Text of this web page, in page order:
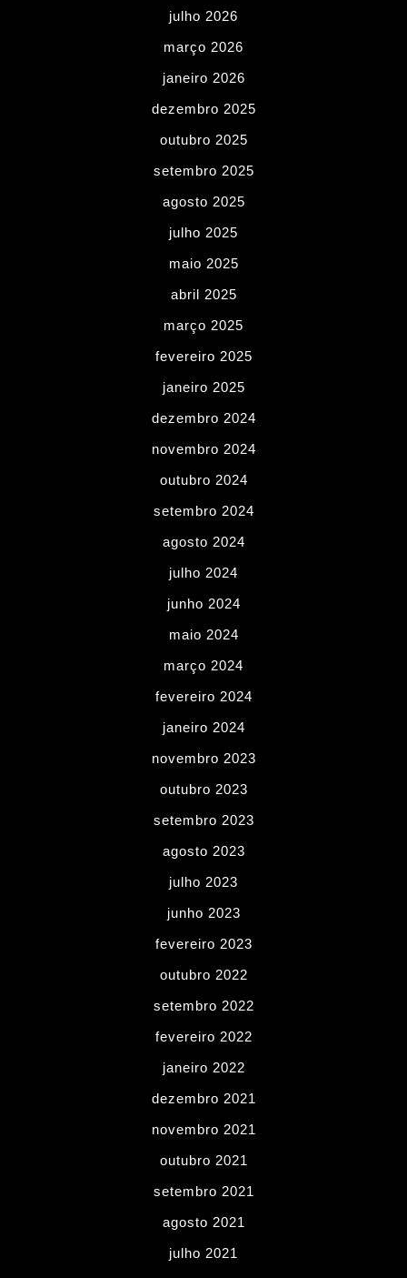
julho 2026
março 2026
janeiro 2026
dezembro 2025
outubro 2025
setembro 2025
agosto 2025
julho 2025
maio 2025
abril 2025
março 2025
fevereiro 2025
janeiro 2025
dezembro 2024
novembro 2024
outubro 2024
setembro 2024
agosto 2024
julho 2024
junho 2024
maio 2024
março 2024
fevereiro 2024
janeiro 2024
novembro 2023
outubro 2023
setembro 2023
agosto 2023
julho 2023
junho 2023
fevereiro 2023
outubro 2022
setembro 2022
fevereiro 2022
janeiro 2022
dezembro 2021
novembro 2021
outubro 2021
setembro 2021
agosto 2021
julho 2021